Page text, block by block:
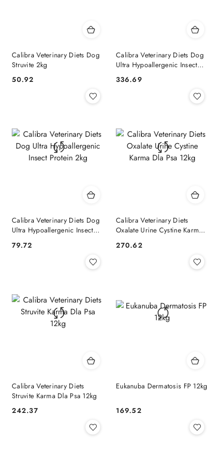
Calibra Veterinary Diets Dog
Struvite 2kg
Cena:
50.92
Calibra Veterinary Diets Dog
Ultra Hypoallergenic Insect
Cena:
336.69
Calibra Veterinary Diets Dog
Ultra Hypoallergenic Insect
Cena:
79.72
Calibra Veterinary Diets
Oxalate Urine Cystine Karma
Cena:
270.62
Calibra Veterinary Diets
Struvite Karma Dla Psa 12kg
Cena:
242.37
Eukanuba Dermatosis FP 12kg
Cena:
169.52